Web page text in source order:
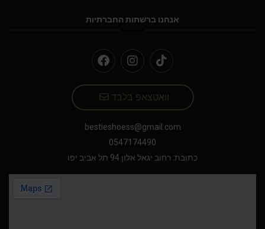
אנחנו ברשתות החברתיות
וואטצאפ בלבד
bestieshoess@gmail.com
0547174490
כתובת: רחוב יגאל אלון 94 תל אביב יפו